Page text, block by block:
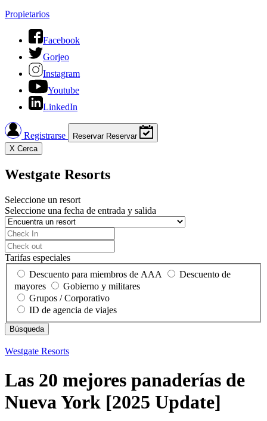
Propietarios
Facebook
Gorjeo
Instagram
Youtube
LinkedIn
Registrarse Reservar Reservar
X Cerca
Westgate Resorts
Seleccione un resort
Seleccione una fecha de entrada y salida
Tarifas especiales
Descuento para miembros de AAA
Descuento de
mayores
Gobierno y militares
Grupos / Corporativo
ID de agencia de viajes
Westgate Resorts
Las 20 mejores panaderías de
Nueva York [2025 Update]